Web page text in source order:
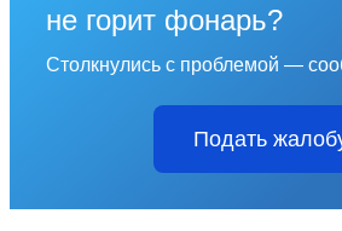
не горит фонарь?
Столкнулись с проблемой —
Подать